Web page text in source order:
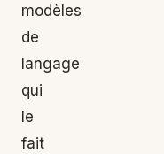
modèles
de
langage
qui
le
fait